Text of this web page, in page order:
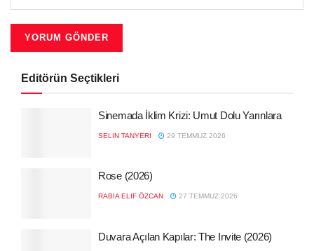
Editörün Seçtikleri
Sinemada İklim Krizi: Umut Dolu Yarınlara
SELIN TANYERI 29 TEMMUZ 2026
Rose (2026)
RABIA ELIF ÖZCAN 27 TEMMUZ 2026
Duvara Açılan Kapılar: The Invite (2026)